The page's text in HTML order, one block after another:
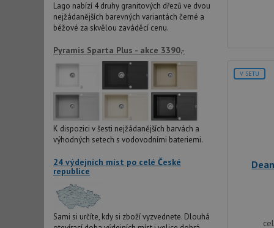
Lago nabízí 4 druhy granitových dřezů ve dvou
nejžádanějších barevných variantách černé a
béžové za skvělou zaváděcí cenu.
Pyramis Sparta Plus - akce 3390,-
K dispozici v šesti nejžádanějších barvách a
výhodných setech s vodovodními bateriemi.
24 výdejních míst po celé České
republice
Sami si určíte, kdy si zboží vyzvednete. Dlouhá
V SETU